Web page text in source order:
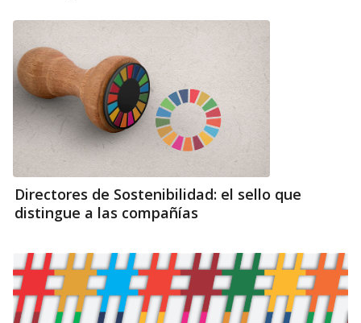
Directores de Sostenibilidad: el sello que
distingue a las compañías